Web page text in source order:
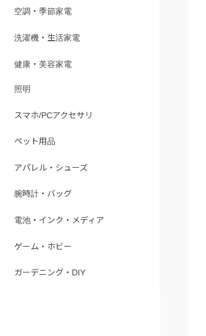
空調・季節家電
洗濯機・生活家電
健康・美容家電
照明
スマホ/PCアクセサリ
ペット用品
アパレル・シューズ
腕時計・バッグ
電池・インク・メディア
ゲーム・ホビー
ガーデニング・DIY